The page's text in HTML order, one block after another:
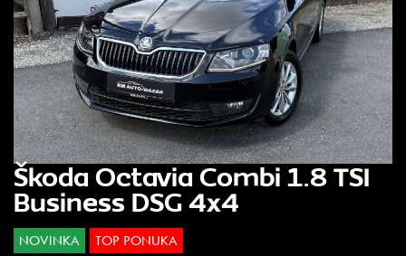
Škoda Octavia Combi 1.8 TSI
Business DSG 4x4
NOVINKA TOP PONUKA